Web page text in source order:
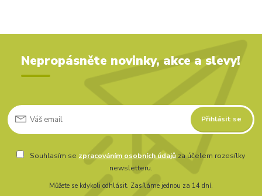
Nepropásněte novinky, akce a slevy!
Přihlásit se
Souhlasím se zpracováním osobních údajů za účelem rozesílky
newsletteru.
Můžete se kdykoli odhlásit. Zasíláme jednou za 14 dní.